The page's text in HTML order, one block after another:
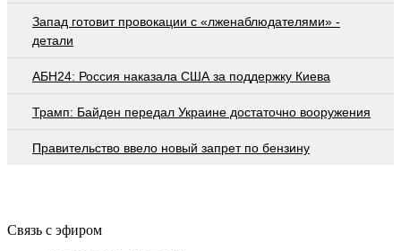
Запад готовит провокации с «лженаблюдателями» -
детали
АБН24: Россия наказала США за поддержку Киева
Трамп: Байден передал Украине достаточно вооружения
Правительство ввело новый запрет по бензину
Связь с эфиром